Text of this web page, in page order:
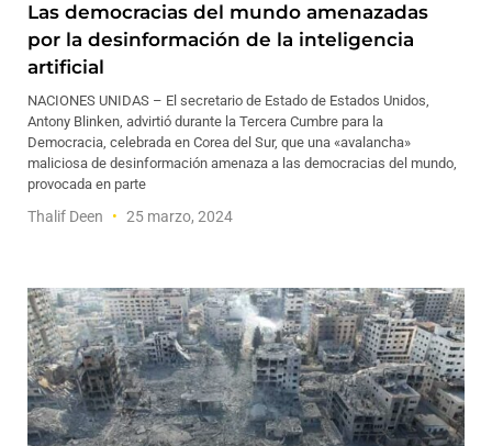
Las democracias del mundo amenazadas
por la desinformación de la inteligencia
artificial
NACIONES UNIDAS – El secretario de Estado de Estados Unidos,
Antony Blinken, advirtió durante la Tercera Cumbre para la
Democracia, celebrada en Corea del Sur, que una «avalancha»
maliciosa de desinformación amenaza a las democracias del mundo,
provocada en parte
Thalif Deen 25 marzo, 2024